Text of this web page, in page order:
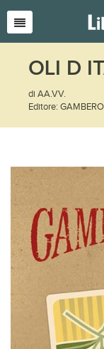
OLI D
di AA.VV.
Editore: